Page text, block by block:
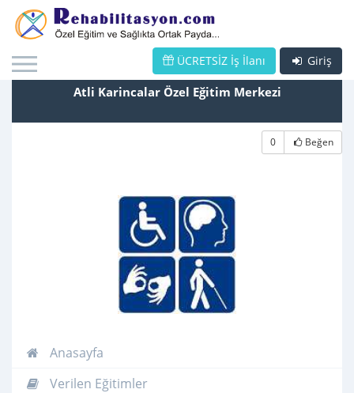
Giriş
ÜCRETSİZ İş İlanı
Atli Karincalar Özel Eğitim Merkezi
0 Beğen
Anasayfa
Verilen Eğitimler